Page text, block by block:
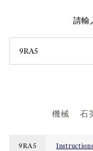
請輸
機械 石
9RA5